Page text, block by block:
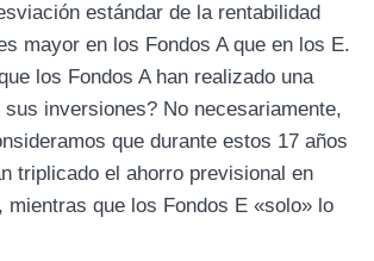
estándar de la rentabilidad
mayor en los Fondos A que en los E.
los Fondos A han realizado una
sus inversiones? No necesariamente,
que durante estos 17 años
triplicado el ahorro previsional en
mientras que los Fondos E «solo» lo